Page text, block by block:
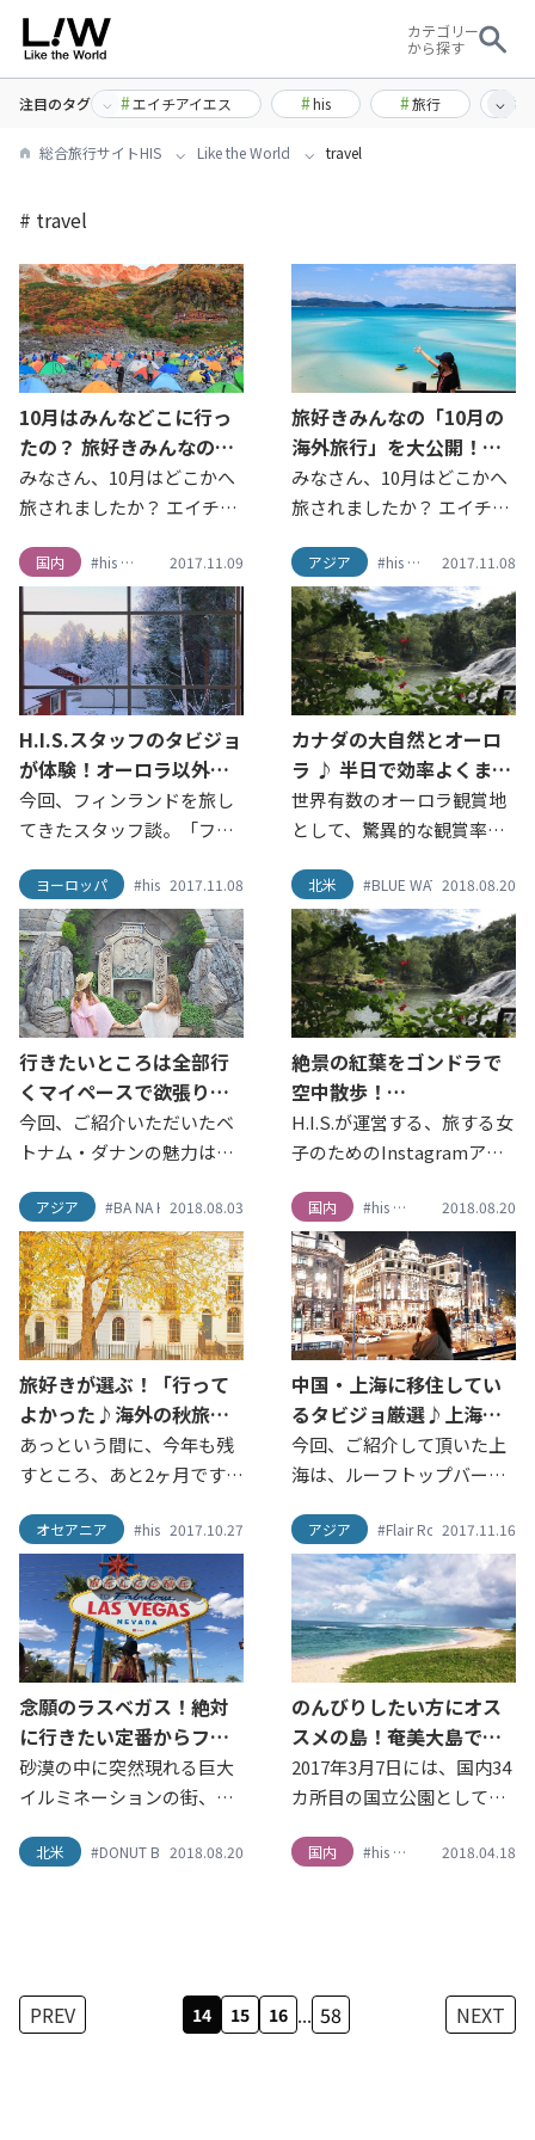
カテゴリー
から探す
注目のタグ #エイチアイエス #his #旅行 #
総合旅行サイトHIS Like the World travel
# travel
10月はみんなどこに行っ
たの？ 旅好きみんなの10
月の国内旅行を大公開！
みなさん、10月はどこかへ
旅されましたか？ エイチ・
トにて、「#LW10月の旅」
のハッシュタグをつけて投
稿いただき、10月の旅写真
を募集いたしました。 10月
は、約3,700枚のお写真が集
まりました！ 今回は、第2
弾として、10月の素敵な
「国内旅行の旅写真」とそ
の思い出をご紹介します。
国内 #his #SNS映え #travel #エイチアイエス #タビジョ #ツアー #ト
2017.11.09
旅好きみんなの「10月の
海外旅行」を大公開！み
んなはどこに行ったの？
みなさん、10月はどこかへ
旅されましたか？ エイチ・
トにて、「#LW10月の旅」
のハッシュタグをつけて投
稿いただき、10月の旅写真
を募集いたしました。 10月
は、約3,700枚のお写真が集
まりました！今回は、第1弾
として、10月の素敵な「海
外旅行の旅写真」とその思
い出をご紹介します。
アジア #his #SNS映え #travel
2017.11.08
H.I.S.スタッフのタビジョ
が体験！オーロラ以外も
楽しめるフィンランドの
可愛い街並み♪
今回、フィンランドを旅し
てきたスタッフ談。「フィ
とても穏やかで旅行！とい
うより、住みたい！と思え
る国でした。６日間でオー
ロラ、ヘルシンキの街並み
と充分楽しめ観光もできま
した。これからの季節もっ
とオーロラが観測できる確
率が高まるので是非オスス
メです♩」
ヨーロッパ #his #SNS映え #travel #かわいい街 #エイチアイエス #オ
2017.11.08
カナダの大自然とオーロ
ラ ♪ 半日で効率よくまわ
れるバンクーバーのオシ
ャレスポット6選
世界有数のオーロラ観賞地
として、驚異的な観賞率を
フ。 実はタビジョの皆さん
に向け実施した先日のアン
ケートで“お母さんと行きた
い海外旅行先”として堂々1
位に輝いた場所です。 オー
ロラだけでなくバンクーバ
ーのお洒落スポットもあわ
せてお届けします。
北米 #BLUE WATER CAFE
2018.08.20
行きたいところは全部行
くマイペースで欲張りな
旅にするタビジョ厳選♪
ベトナム・ダナンで満喫
行！
今回、ご紹介いただいたベ
トナム・ダナンの魅力は、
堂・テーマパーク・オシャ
レなレストランと幅が広
く、フォトジェニックで多
彩な魅力を感じられます！
この機会に、次回は、ダナ
ンを旅してみませんか！？
アジア #BA NA HILLS #his #nakamuraam #SNS映え #THE GARDEN
2018.08.03
絶景の紅葉をゴンドラで
空中散歩！
五感を満たす 那須高原日
帰りバス旅行
H.I.S.が運営する、旅する女
子のためのInstagramアカ
定期的に「タビジョレポー
ター」を実施しています。
今回は国内レポーター第1弾
として、タビジョ 国内バス
ツアーレポーター in 那須高
原(2017/10/27)をお届けし
ます。 ちょうど見頃を迎え
た紅葉をご覧下さい♪
国内 #his #travel #もみじ #
2018.08.20
旅好きが選ぶ！「行って
よかった♪海外の秋旅ス
ポット8選」
あっという間に、今年も残
すところ、あと2ヶ月です
式Instagramアカウント
「his_japan」では、秋旅ス
ポットのお写真を募集致し
ました！ステキなお写真の
中から厳選させて頂き、第2
弾として「旅好きが選ぶ！
行ってよかった♪海外の秋
旅スポット8選」をご紹介し
ます。
オセアニア #his #travel #アメリカ #アンカレッジ #イギリス #イタリア
2017.10.27
中国・上海に移住してい
るタビジョ厳選♪上海に
来たら絶対行ってほしい
外灘（ワイタン）エリア
今回、ご紹介して頂いた上
海は、ルーフトップバーな
で、とても魅力的です！ま
た、休日の過ごし方を参考
にし、内モンゴルや世界遺
産の張家界に足を伸ばして
みたくなります。これを機
に、次回は、上海を旅して
みませんか！？
アジア #Flair Rooftop2017.11.16
念願のラスベガス！絶対
に行きたい定番からフォ
トジェニックスポットま
でオススメドライブトリ
砂漠の中に突然現れる巨大
イルミネーションの街、ラ
用して2018年5月までの期
ルでとっても可愛いドーナ
ツ屋さんなど、見どころ満
北米 #DONUT BAR #GRAND CANYON #his #M&M'S WORLD LASVEGAS
2018.08.20
のんびりしたい方にオス
スメの島！奄美大島で絶
対体験したいこと5選
2017年3月7日には、国内34
カ所目の国立公園として
生しました。 今回はそんな
海」や女子が夢中になるハ
ートのパワースポットな
国内 #his #travel #エイチアイ
2018.04.18
PREV 14 15 16 ... 58 NEXT